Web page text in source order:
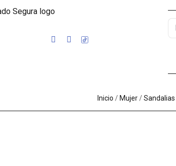
Inicio / Mujer/Sandalias